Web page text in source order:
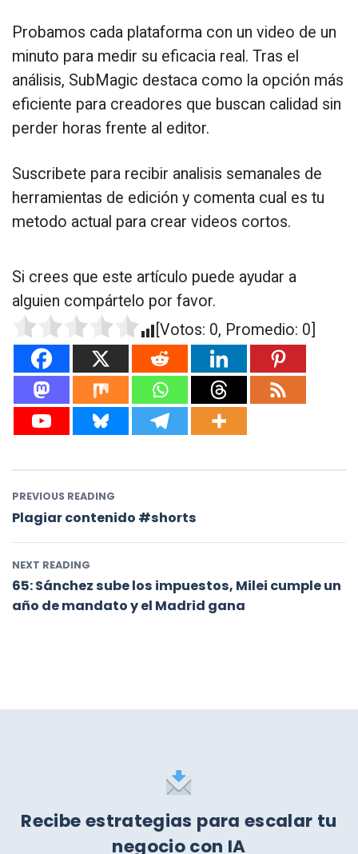
Probamos cada plataforma con un video de un
minuto para medir su eficacia real. Tras el
análisis, SubMagic destaca como la opción más
eficiente para creadores que buscan calidad sin
perder horas frente al editor.
Suscribete para recibir analisis semanales de
herramientas de edición y comenta cual es tu
metodo actual para crear videos cortos.
Si crees que este artículo puede ayudar a
alguien compártelo por favor.
[Votos: 0, Promedio: 0
PREVIOUS READING
Plagiar contenido #shorts
NEXT READING
65: Sánchez sube los impuestos, Milei cumple un
año de mandato y el Madrid gana
Recibe estrategias para escalar tu
negocio con IA